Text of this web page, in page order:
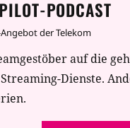
PODCAST
der Telekom
auf die
Dienste.